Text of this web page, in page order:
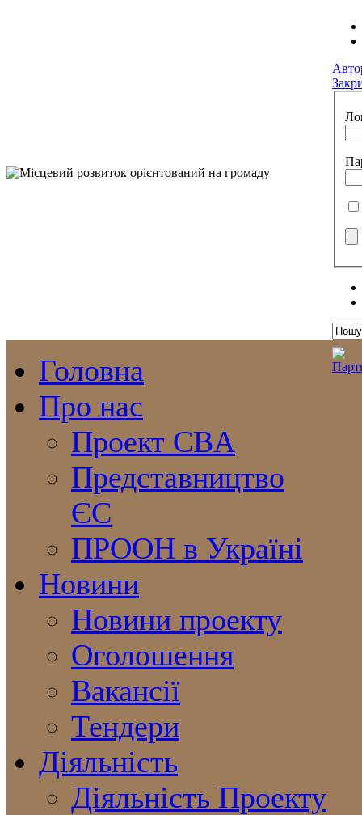
Головна
Про нас
Проект CBA
Представництво
ЄС
ПРООН в Україні
Новини
Новини проекту
Оголошення
Вакансії
Тендери
Діяльність
Діяльність Проекту